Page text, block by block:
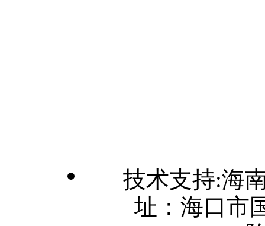
技术支持:海
址：海口市